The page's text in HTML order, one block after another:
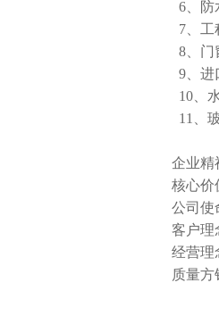
6、防
7、工
8、门
9、进
10、
11、
企业精
核心价
公司使
客户理
经营理
质量